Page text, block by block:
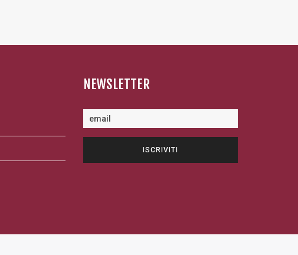
NEWSLETTER